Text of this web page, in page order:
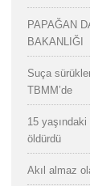
PAPAĞAN
BAKANLIĞI
Suça
TBMM’de
15 yaşındaki
öldürdü
Akıl almaz